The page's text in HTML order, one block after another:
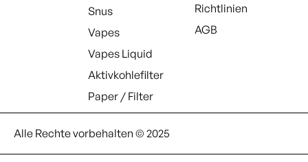
Snus
Vapes
Vapes Liquid
Aktivkohlefilter
Paper / Filter
Richtlinien
AGB
Alle Rechte vorbehalten © 2025